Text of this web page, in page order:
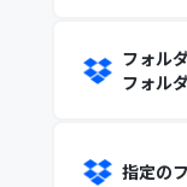
フォル
フォルダ
指定の